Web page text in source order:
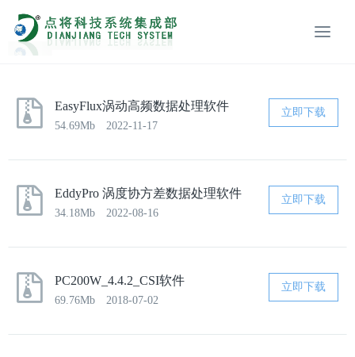
立即下载
EasyFlux涡动高频数据处理软件
54.69Mb 2022-11-17
立即下载
EddyPro 涡度协方差数据处理软件
34.18Mb 2022-08-16
立即下载
PC200W_4.4.2_CSI软件
69.76Mb 2018-07-02